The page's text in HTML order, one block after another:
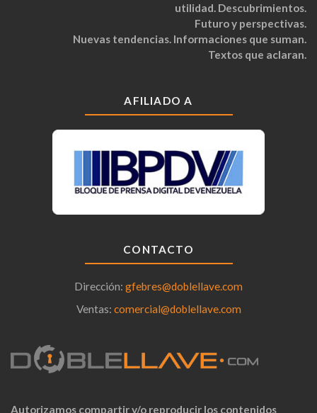
utilidad. Descubrimientos.
Futuro y perspectivas.
Nuevas tendencias. Informaciones que suman.
Textos que aclaran.
AFILIADO A
CONTACTO
Dirección: gfebres@doblellave.com
Ventas: comercial@doblellave.com
Autorizamos compartir y/o reproducir los contenidos